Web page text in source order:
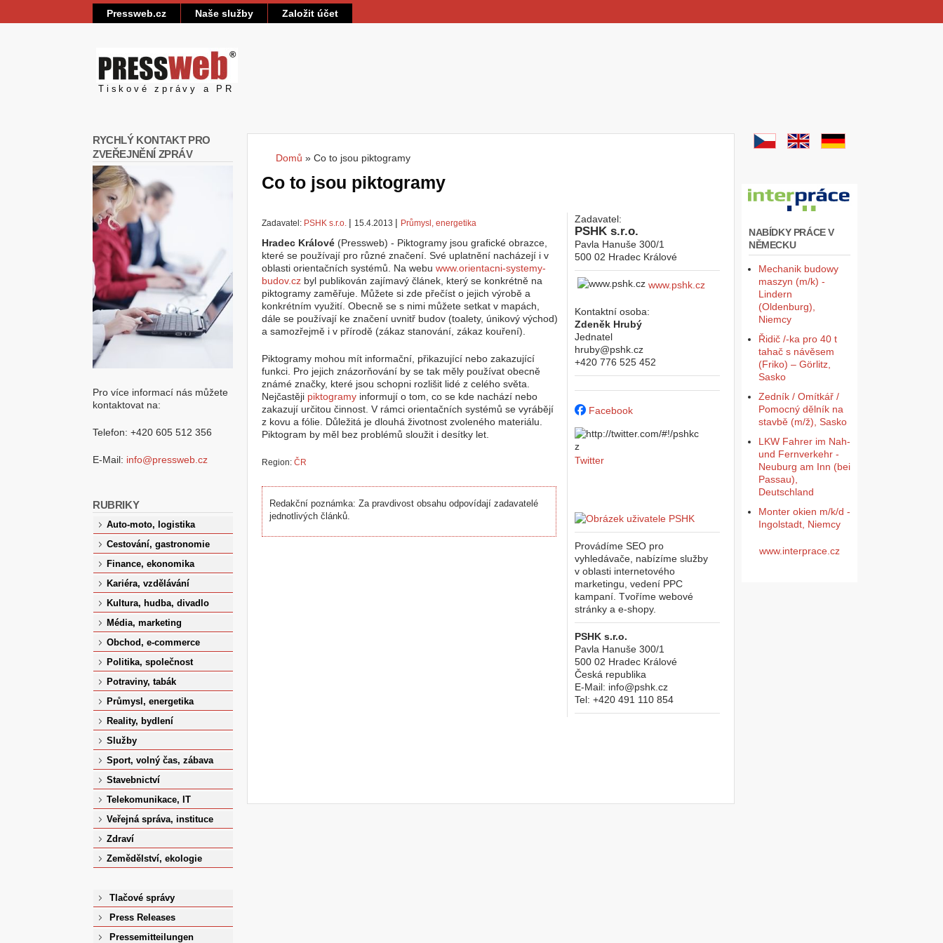
Pressweb.cz Naše služby Založit účet
Pressweb
Tiskové zprávy a PR
Jste zde
Domů » Co to jsou piktogramy
Co to jsou piktogramy
Zadavatel: PSHK s.r.o. | 15.4.2013 | Průmysl, energetika
Hradec Králové (Pressweb) - Piktogramy jsou grafické obrazce,
které se používají pro různé značení. Své uplatnění nacházejí i v
oblasti orientačních systémů. Na webu www.orientacni-systemy-
budov.cz byl publikován zajímavý článek, který se konkrétně na
piktogramy zaměřuje. Můžete si zde přečíst o jejich výrobě a
konkrétním využití. Obecně se s nimi můžete setkat v mapách,
dále se používají ke značení uvnitř budov (toalety, únikový východ)
a samozřejmě i v přírodě (zákaz stanování, zákaz kouření).
Piktogramy mohou mít informační, přikazující nebo zakazující
funkci. Pro jejich znázorňování by se tak měly používat obecně
známé značky, které jsou schopni rozlišit lidé z celého světa.
Nejčastěji piktogramy informují o tom, co se kde nachází nebo
zakazují určitou činnost. V rámci orientačních systémů se vyrábějí
z kovu a fólie. Důležitá je dlouhá životnost zvoleného materiálu.
Piktogram by měl bez problémů sloužit i desítky let.
Region: ČR
Redakční poznámka: Za pravdivost obsahu odpovídají zadavatelé
jednotlivých článků.
Zadavatel:
PSHK s.r.o.
Pavla Hanuše 300/1
500 02 Hradec Králové
www.pshk.cz
Kontaktní osoba:
Zdeněk Hrubý
Jednatel
hruby@pshk.cz
+420 776 525 452
Facebook
Twitter
Provádíme SEO pro
vyhledávače, nabízíme služby
v oblasti internetového
marketingu, vedení PPC
kampaní. Tvoříme webové
stránky a e-shopy.
PSHK s.r.o.
Pavla Hanuše 300/1
500 02 Hradec Králové
Česká republika
E-Mail: info@pshk.cz
Tel:+420 491 110 854
RYCHLÝ KONTAKT PRO
ZVEŘEJNĚNÍ ZPRÁV
Pro více informací nás můžete
kontaktovat na:
Telefon: +420 605 512 356
E-Mail: info@pressweb.cz
RUBRIKY
Auto-moto, logistika
Cestování, gastronomie
Finance, ekonomika
Kariéra, vzdělávání
Kultura, hudba, divadlo
Média, marketing
Obchod, e-commerce
Politika, společnost
Potraviny, tabák
Průmysl, energetika
Reality, bydlení
Služby
Sport, volný čas, zábava
Stavebnictví
Telekomunikace, IT
Veřejná správa, instituce
Zdraví
Zemědělství, ekologie
Tlačové správy
Press Releases
Pressemitteilungen
NABÍDKY PRÁCE V
NĚMECKU
Mechanik budowy
maszyn (m/k) -
Lindern
(Oldenburg),
Niemcy
Řidič /-ka pro 40 t
tahač s návěsem
(Friko) – Görlitz,
Sasko
Zedník / Omítkář /
Pomocný dělník na
stavbě (m/ž), Sasko
LKW Fahrer im Nah-
und Fernverkehr -
Neuburg am Inn (bei
Passau),
Deutschland
Monter okien m/k/d -
Ingolstadt, Niemcy
www.interprace.cz